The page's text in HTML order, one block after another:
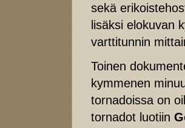
sekä
lisäksi elokuvan
varttitunnin
Toinen
kymmenen
tornadoissa on
tornadot luotiin